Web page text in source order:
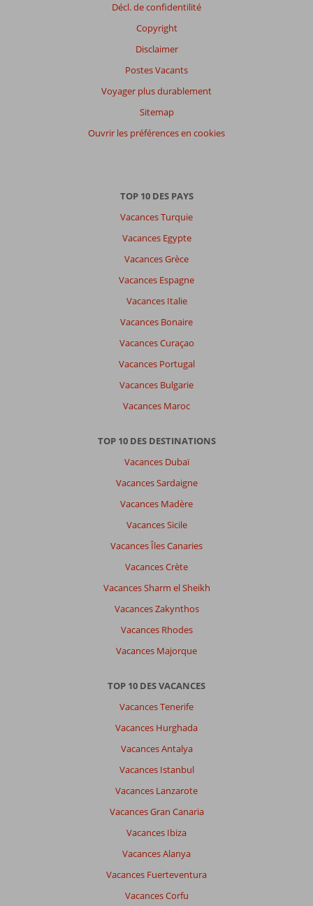
Décl. de confidentilité
Copyright
Disclaimer
Postes Vacants
Voyager plus durablement
Sitemap
Ouvrir les préférences en cookies
TOP 10 DES PAYS
Vacances Turquie
Vacances Egypte
Vacances Grèce
Vacances Espagne
Vacances Italie
Vacances Bonaire
Vacances Curaçao
Vacances Portugal
Vacances Bulgarie
Vacances Maroc
TOP 10 DES DESTINATIONS
Vacances Dubaï
Vacances Sardaigne
Vacances Madère
Vacances Sicile
Vacances Îles Canaries
Vacances Crète
Vacances Sharm el Sheikh
Vacances Zakynthos
Vacances Rhodes
Vacances Majorque
TOP 10 DES VACANCES
Vacances Tenerife
Vacances Hurghada
Vacances Antalya
Vacances Istanbul
Vacances Lanzarote
Vacances Gran Canaria
Vacances Ibiza
Vacances Alanya
Vacances Fuerteventura
Vacances Corfu